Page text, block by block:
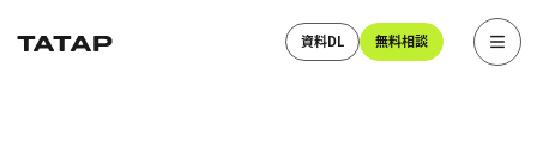
資料DL 無料相談